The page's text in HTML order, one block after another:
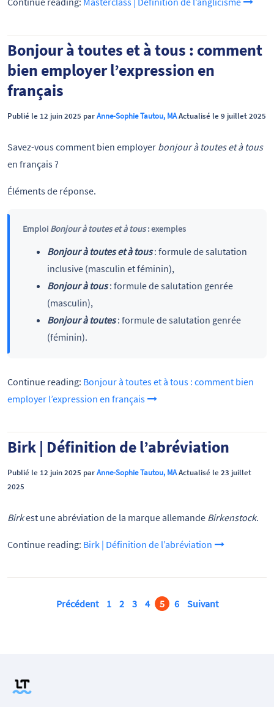
Bonjour à toutes et à tous : comment
bien employer l’expression en
français
Publié le 12 juin 2025 parAnne-Sophie Tautou, MAActualisé le 9 juillet 2025
Savez-vous comment bien employer bonjour à toutes et à tous
en français ?
Éléments de réponse.
Emploi Bonjour à toutes et à tous: exemples
Bonjour à toutes et à tous: formule de salutation
inclusive (masculin et féminin),
Bonjour à tous: formule de salutation genrée
(masculin),
Bonjour à toutes: formule de salutation genrée
(féminin).
Continue reading: Bonjour à toutes et à tous : comment bien
employer l’expression en français
Birk | Définition de l’abréviation
Publié le 12 juin 2025 parAnne-Sophie Tautou, MAActualisé le 23 juillet
2025
Birkest une abréviation de la marque allemande Birkenstock.
Continue reading: Birk | Définition de l’abréviation
Précédent 1 2 3 4 5 6 Suivant